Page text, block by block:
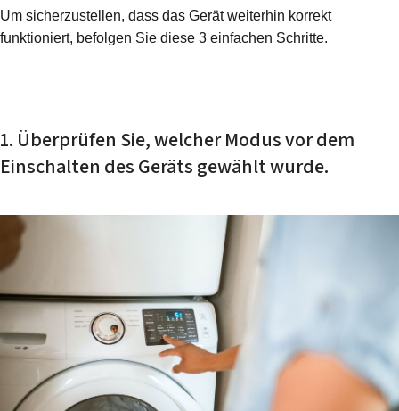
Um sicherzustellen, dass das Gerät weiterhin korrekt
funktioniert, befolgen Sie diese 3 einfachen Schritte.
1. Überprüfen Sie, welcher Modus vor dem
Einschalten des Geräts gewählt wurde.